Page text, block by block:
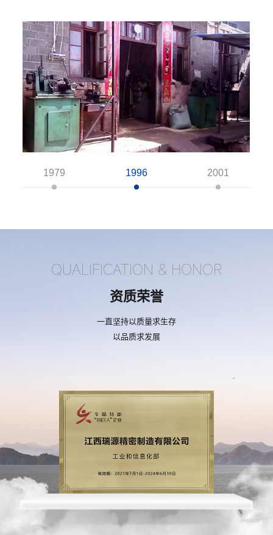
1979 1996 2001
QUALIFICATION & HONOR
资质荣誉
一直坚持以质量求生存
以品质求发展